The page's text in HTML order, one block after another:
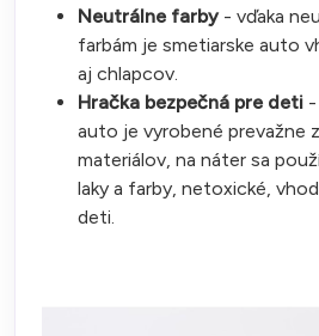
Neutrálne farby- vďaka
farbám je smetiarske auto
aj chlapcov.
Hračka bezpečná pre deti
auto je vyrobené prevažne
materiálov, na náter sa
laky a farby, netoxické,
deti.